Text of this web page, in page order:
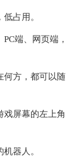
占用。
端、网页端，
何方，都可以随
戏屏幕的左上角
器人。